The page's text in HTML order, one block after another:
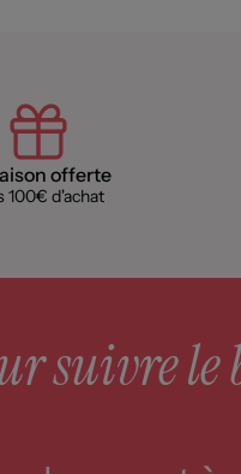
offerte
100€ d'achat
suivre le